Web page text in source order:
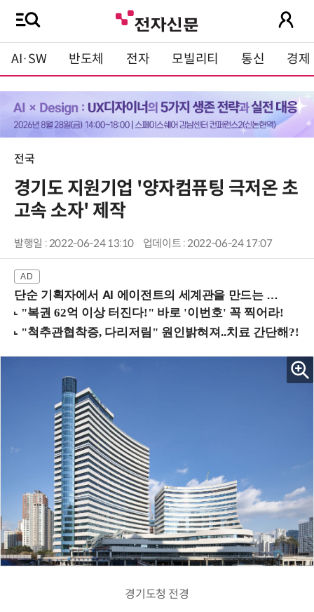
AI·SW 반도체 전자 모빌리티 통신 경제
전국
경기도 지원기업 '양자컴퓨팅 극저온 초
고속 소자' 제작
발행일 : 2022-06-24 13:10 업데이트 : 2022-06-24 17:07
단순 기획자에서 AI 에이전트의 세계관을 만드는 지식 설계자로.. (8/20 강남역)
경기도청 전경